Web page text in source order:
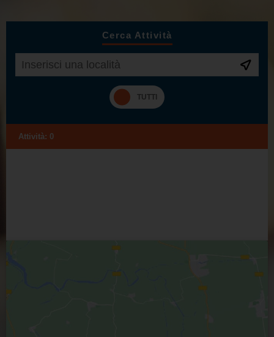
Cerca Attività
Attività: 0